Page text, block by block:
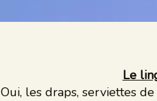
Le
Oui, les draps, serviettes